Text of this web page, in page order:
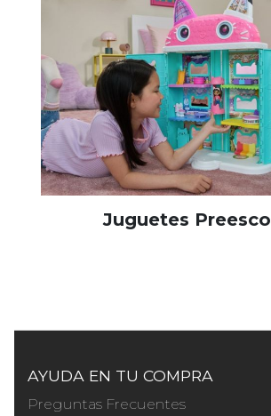
Juguetes
AYUDA EN TU COMPRA
Preguntas Frecuentes